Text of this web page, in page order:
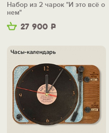
27 900 Р
Набор из 2 чарок "И это всё о
нем"